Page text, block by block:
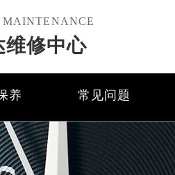
维修中心
养 常见问题